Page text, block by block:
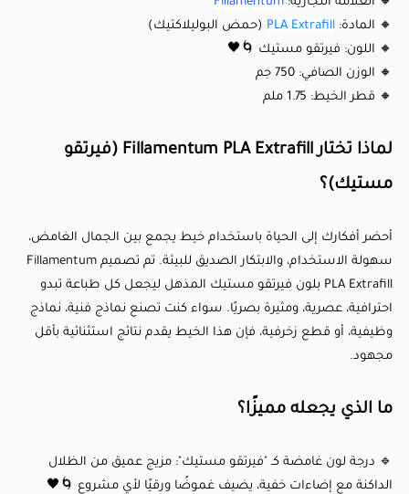
🔹 تركيبة صديقة للبيئة: مصنوعة من موارد متجددة، هذه المادة
مستدامة مثلما هي موثوق بها 🌱🌍
للتصاميم المعقدة والتفصيلية.
في كل مرة.
🌡️ درجة حرارة الفوهة: 190-210°C
💨 سرعة المروحة: 50-100% (تبريد محسن للحصول على تفاصيل
أفضل)
⭕ حجم الفوهة: 0.4 ملم (0.6 ملم موصى به للطباعات الكبيرة)
🎇 اعدادات الطباعة السريعة (للحصول على المظهر المطفي)
🔸 المادة: PLA Extrafill (حمض البوليلاكتيك)
🔸 اللون: فيرتقو مستيك 🌀🖤
🔸 الوزن الصافي: 750 جم
🔸 قطر الخيط: 1.75 ملم
لماذا تختار Fillamentum PLA Extrafill (فيرتقو
مستيك)؟
أحضر أفكارك إلى الحياة باستخدام خيط يجمع بين الجمال الغامض،
سهولة الاستخدام، والابتكار الصديق للبيئة. تم تصميم Fillamentum
PLA Extrafill بلون فيرتقو مستيك المذهل ليجعل كل طباعة تبدو
احترافية، عصرية، ومثيرة بصريًا. سواء كنت تصنع نماذج فنية، نماذج
وظيفية، أو قطع زخرفية، فإن هذا الخيط يقدم نتائج استثنائية بأقل
مجهود.
ما الذي يجعله مميزًا؟
🔹 درجة لون غامضة كـ "فيرتقو مستيك": مزيج عميق من الظلال
الداكنة مع إضاءات خفية، يضيف غموضًا ورقيًا لأي مشروع 🌀🖤